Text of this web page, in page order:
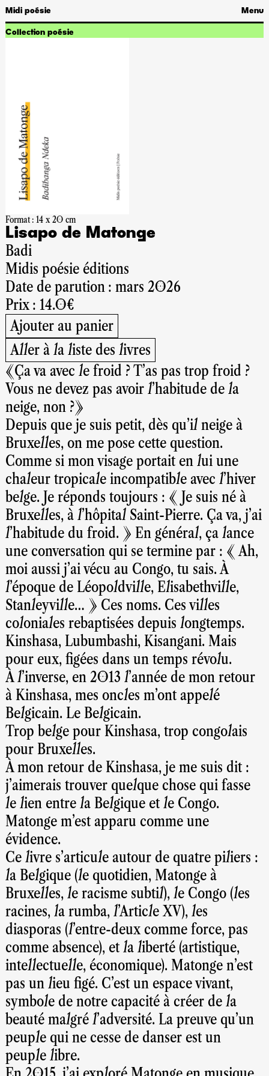
Midi poésie Menu
Collection poésie
Format : 14 x 20 cm
Lisapo de Matonge
Badi
Midis poésie éditions
Date de parution : mars 2026
Prix : 14.0€
Ajouter au panier
Aller à la liste des livres
«Ça va avec le froid ? T’as pas trop froid ?
Vous ne devez pas avoir l’habitude de la
neige, non ?»
Depuis que je suis petit, dès qu’il neige à
Bruxelles, on me pose cette question.
Comme si mon visage portait en lui une
chaleur tropicale incompatible avec l’hiver
belge. Je réponds toujours : « Je suis né à
Bruxelles, à l’hôpital Saint-Pierre. Ça va, j’ai
l’habitude du froid. » En général, ça lance
une conversation qui se termine par : « Ah,
moi aussi j’ai vécu au Congo, tu sais. À
l’époque de Léopoldville, Elisabethville,
Stanleyville… » Ces noms. Ces villes
coloniales rebaptisées depuis longtemps.
Kinshasa, Lubumbashi, Kisangani. Mais
pour eux, figées dans un temps révolu.
À l’inverse, en 2013 l’année de mon retour
à Kinshasa, mes oncles m’ont appelé
Belgicain. Le Belgicain.
Trop belge pour Kinshasa, trop congolais
pour Bruxelles.
À mon retour de Kinshasa, je me suis dit :
j’aimerais trouver quelque chose qui fasse
le lien entre la Belgique et le Congo.
Matonge m’est apparu comme une
évidence.
Ce livre s’articule autour de quatre piliers :
la Belgique (le quotidien, Matonge à
Bruxelles, le racisme subtil), le Congo (les
racines, la rumba, l’Article XV), les
diasporas (l’entre-deux comme force, pas
comme absence), et la liberté (artistique,
intellectuelle, économique). Matonge n’est
pas un lieu figé. C’est un espace vivant,
symbole de notre capacité à créer de la
beauté malgré l’adversité. La preuve qu’un
peuple qui ne cesse de danser est un
peuple libre.